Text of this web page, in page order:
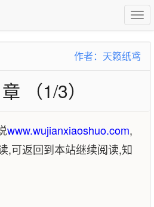
作者：天籁纸鸢
（1/3）
www.wujianxiaoshuo.com,
,可返回到本站继续阅读,知